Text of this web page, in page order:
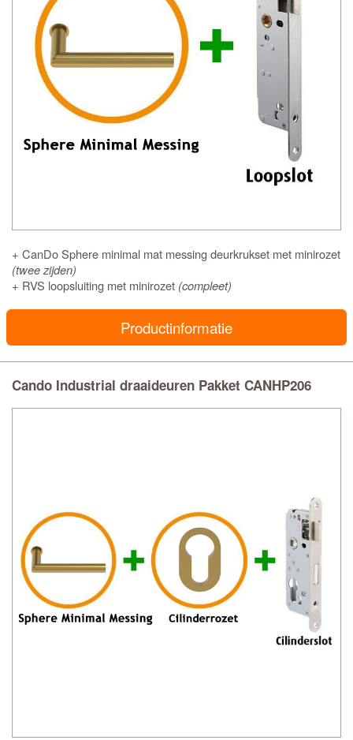
+ CanDo Sphere minimal mat messing deurkrukset met minirozet
(twee zijden)
+ RVS loopsluiting met minirozet (compleet)
Productinformatie
Cando Industrial draaideuren Pakket CANHP206